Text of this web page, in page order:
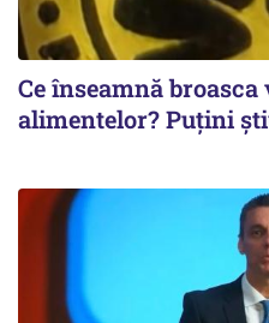
Ce înseamnă broasca
alimentelor? Puțini